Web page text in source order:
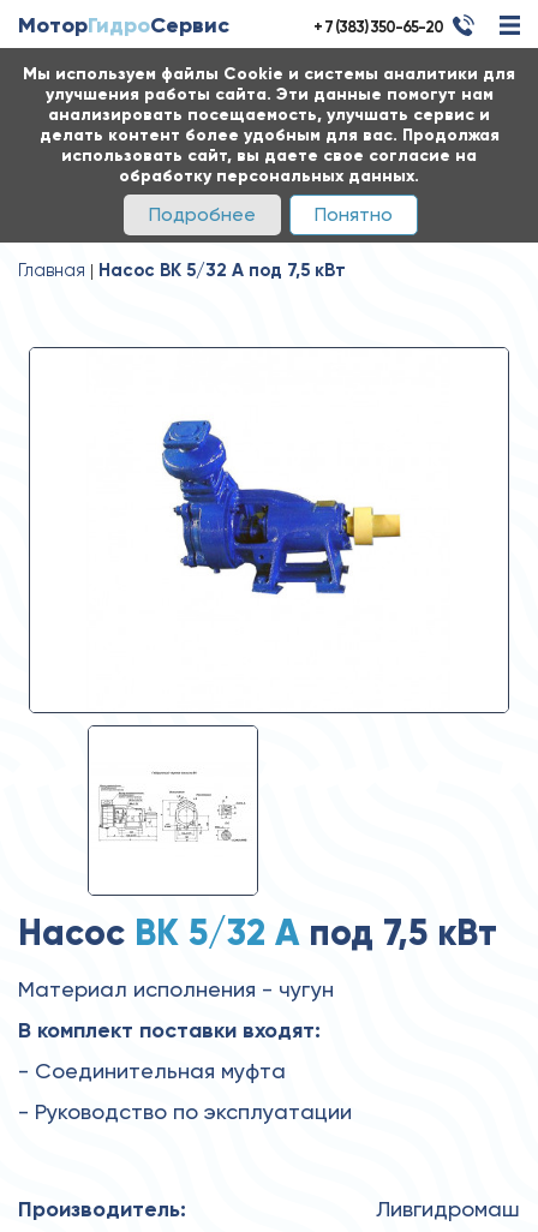
Мы используем файлы Cookie и системы аналитики для
улучшения работы сайта. Эти данные помогут нам
анализировать посещаемость, улучшать сервис и
делать контент более удобным для вас. Продолжая
использовать сайт, вы даете свое согласие на
обработку персональных данных.
Подробнее Понятно
МоторГидроСервис + 7 (383) 350-65-20
Главная Насос ВК 5/32 А под 7,5 кВт
Насос ВК 5/32 Апод 7,5 кВт
Материал исполнения - чугун
В комплект поставки входят:
- Соединительная муфта
- Руководство по эксплуатации
Производитель: Ливгидромаш